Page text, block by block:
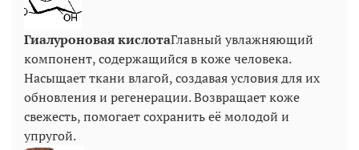
Гиалуроновая кислотаГлавный увлажняющий
компонент, содержащийся в коже человека.
Насыщает ткани влагой, создавая условия для их
обновления и регенерации. Возвращает коже
свежесть, помогает сохранить её молодой и
упругой.